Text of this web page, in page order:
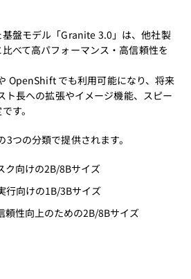
盤モデル「Granite 3.0」は、他社製
べて高パフォーマンス・高信頼性を
OpenShift でも利用可能になり、将来
ト長への拡張やイメージ機能、スピー
す。
つの分類で提供されます。
ク向けの2B/8Bサイズ
行向けの1B/3Bサイズ
頼性向上のための2B/8Bサイズ